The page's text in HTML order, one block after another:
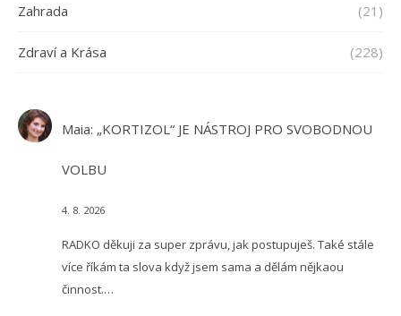
Zahrada (21)
Zdraví a Krása (228)
Maia: „KORTIZOL“ JE NÁSTROJ PRO SVOBODNOU
VOLBU
4. 8. 2026
RADKO děkuji za super zprávu, jak postupuješ. Také stále
více říkám ta slova když jsem sama a dělám nějkaou
činnost.…